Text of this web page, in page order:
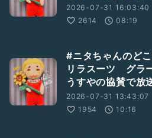
2026-07-31 16:03:40
2614
08:19
#ニタちゃんのど
リラスーツ グラ
うすやの協賛で放
2026-07-31 13:43:07
1954
10:16